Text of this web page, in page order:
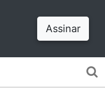
Assinar